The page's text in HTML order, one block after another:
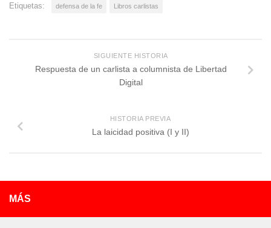
Etiquetas: defensa de la fe Libros carlistas
SIGUIENTE HISTORIA
Respuesta de un carlista a columnista de Libertad
Digital
HISTORIA PREVIA
La laicidad positiva (I y II)
MÁS